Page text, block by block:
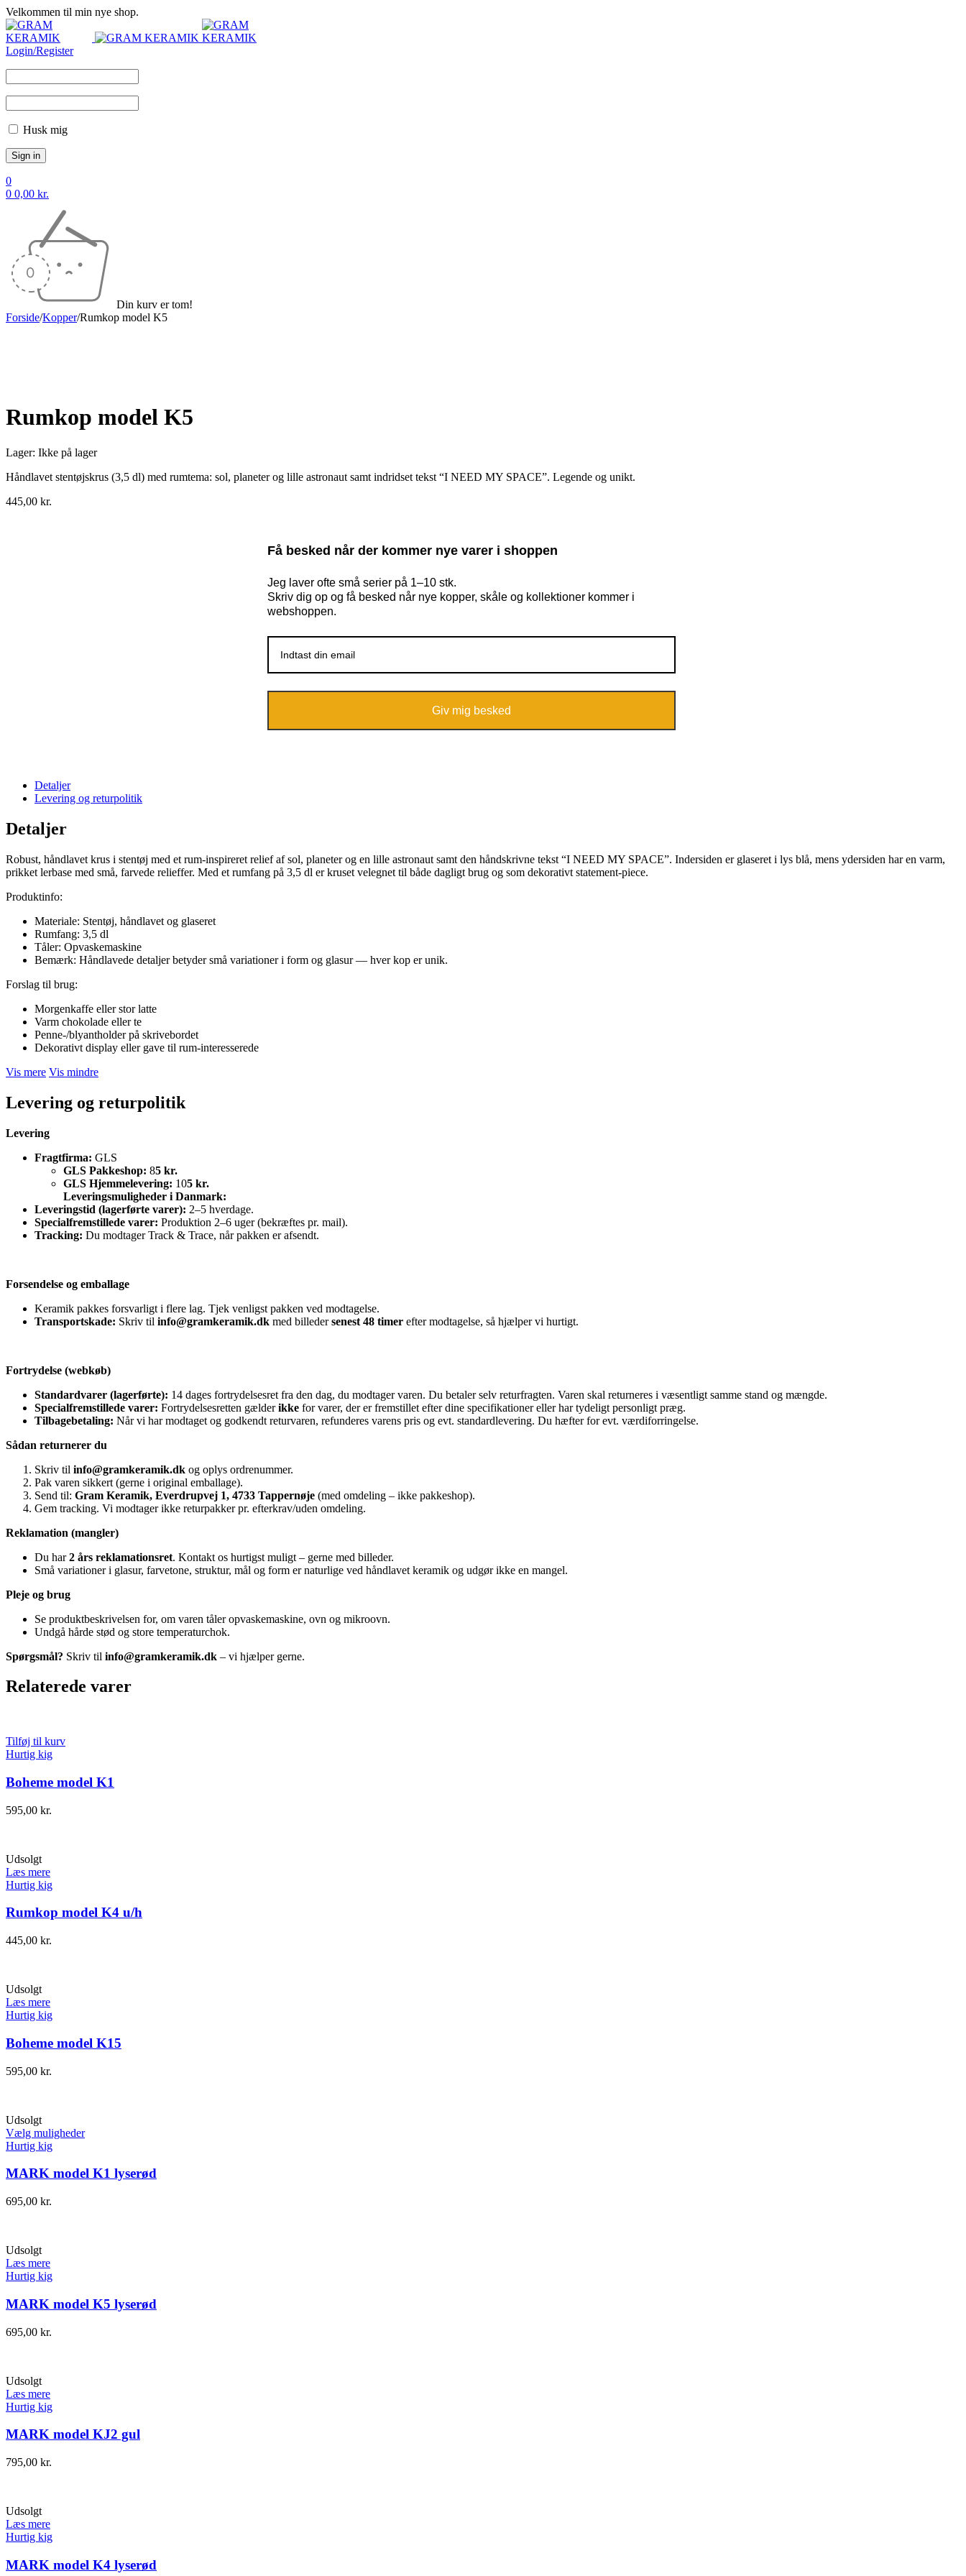
Velkommen til min nye shop.
Login/Register
Husk mig
0
0 0,00 kr.
Din kurv er tom!
Forside/Kopper/Rumkop model K5
Rumkop model K5
Lager: Ikke på lager
Håndlavet stentøjskrus (3,5 dl) med rumtema: sol, planeter og lille astronaut samt indridset tekst “I NEED MY SPACE”. Legende og unikt.
445,00 kr.
Få besked når der kommer nye varer i shoppen
Jeg laver ofte små serier på 1–10 stk.
Skriv dig op og få besked når nye kopper, skåle og kollektioner kommer i
webshoppen.
Giv mig besked
Detaljer
Levering og returpolitik
Detaljer
Robust, håndlavet krus i stentøj med et rum-inspireret relief af sol, planeter og en lille astronaut samt den håndskrivne tekst “I NEED MY SPACE”. Indersiden er glaseret i lys blå, mens ydersiden har en varm,
prikket lerbase med små, farvede relieffer. Med et rumfang på 3,5 dl er kruset velegnet til både dagligt brug og som dekorativt statement-piece.
Produktinfo:
Materiale: Stentøj, håndlavet og glaseret
Rumfang: 3,5 dl
Tåler: Opvaskemaskine
Bemærk: Håndlavede detaljer betyder små variationer i form og glasur — hver kop er unik.
Forslag til brug:
Morgenkaffe eller stor latte
Varm chokolade eller te
Penne-/blyantholder på skrivebordet
Dekorativt display eller gave til rum-interesserede
Vis mere Vis mindre
Levering og returpolitik
Levering
Fragtfirma: GLS
GLS Pakkeshop: 85 kr.
GLS Hjemmelevering: 105 kr.
Leveringsmuligheder i Danmark:
Leveringstid (lagerførte varer): 2–5 hverdage.
Specialfremstillede varer: Produktion 2–6 uger (bekræftes pr. mail).
Tracking: Du modtager Track & Trace, når pakken er afsendt.
Forsendelse og emballage
Keramik pakkes forsvarligt i flere lag. Tjek venligst pakken ved modtagelse.
Transportskade: Skriv til info@gramkeramik.dk med billedersenest 48 timer efter modtagelse, så hjælper vi hurtigt.
Fortrydelse (webkøb)
Standardvarer (lagerførte): 14 dages fortrydelsesret fra den dag, du modtager varen. Du betaler selv returfragten. Varen skal returneres i væsentligt samme stand og mængde.
Specialfremstillede varer: Fortrydelsesretten gælderikke for varer, der er fremstillet efter dine specifikationer eller har tydeligt personligt præg.
Tilbagebetaling: Når vi har modtaget og godkendt returvaren, refunderes varens pris og evt. standardlevering. Du hæfter for evt. værdiforringelse.
Sådan returnerer du
Skriv til info@gramkeramik.dk og oplys ordrenummer.
Pak varen sikkert (gerne i original emballage).
Send til: Gram Keramik, Everdrupvej 1, 4733 Tappernøje (med omdeling – ikke pakkeshop).
Gem tracking. Vi modtager ikke returpakker pr. efterkrav/uden omdeling.
Reklamation (mangler)
Du har2 års reklamationsret. Kontakt os hurtigst muligt – gerne med billeder.
Små variationer i glasur, farvetone, struktur, mål og form er naturlige ved håndlavet keramik og udgør ikke en mangel.
Pleje og brug
Se produktbeskrivelsen for, om varen tåler opvaskemaskine, ovn og mikroovn.
Undgå hårde stød og store temperaturchok.
Spørgsmål? Skriv til info@gramkeramik.dk – vi hjælper gerne.
Relaterede varer
Tilføj til kurv
Hurtig kig
Boheme model K1
595,00 kr.
Udsolgt
Læs mere
Hurtig kig
Rumkop model K4 u/h
445,00 kr.
Udsolgt
Læs mere
Hurtig kig
Boheme model K15
595,00 kr.
Udsolgt
Vælg muligheder
Hurtig kig
MARK model K1 lyserød
695,00 kr.
Udsolgt
Læs mere
Hurtig kig
MARK model K5 lyserød
695,00 kr.
Udsolgt
Læs mere
Hurtig kig
MARK model KJ2 gul
795,00 kr.
Udsolgt
Læs mere
Hurtig kig
MARK model K4 lyserød